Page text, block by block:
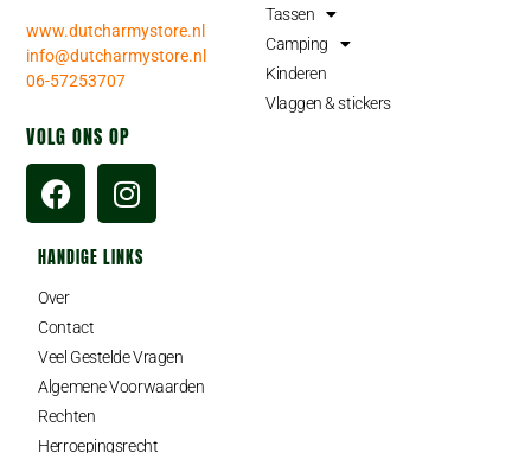
www.dutcharmystore.nl
info@dutcharmystore.nl
06-57253707
VOLG ONS OP
Tassen
Camping
Kinderen
Vlaggen & stickers
HANDIGE LINKS
Over
Contact
Veel Gestelde Vragen
Algemene Voorwaarden
Rechten
Herroepingsrecht